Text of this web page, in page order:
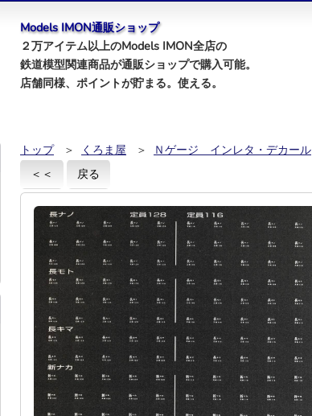
Models IMON通販ショップ
２万アイテム以上のModels IMON全店の
鉄道模型関連商品が通販ショップで購入可能。
店舗同様、ポイントが貯まる。使える。
トップ ＞ くろま屋 ＞ Ｎゲージ インレタ・デカール
＜＜
戻る